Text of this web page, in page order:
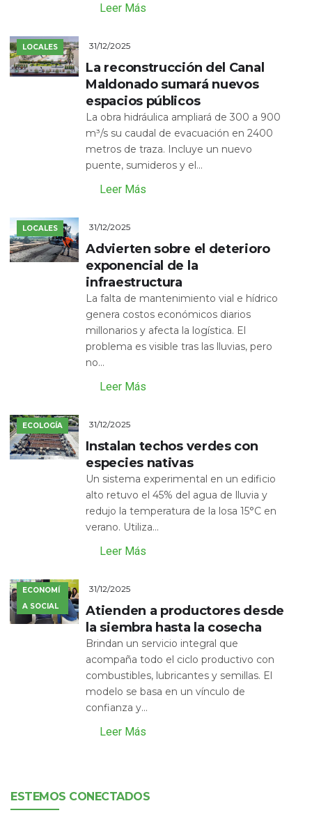
Leer Más
LOCALES 31/12/2025
La reconstrucción del Canal
Maldonado sumará nuevos
espacios públicos
La obra hidráulica ampliará de 300 a 900
m³/s su caudal de evacuación en 2400
metros de traza. Incluye un nuevo
puente, sumideros y el...
Leer Más
LOCALES 31/12/2025
Advierten sobre el deterioro
exponencial de la
infraestructura
La falta de mantenimiento vial e hídrico
genera costos económicos diarios
millonarios y afecta la logística. El
problema es visible tras las lluvias, pero
no...
Leer Más
ECOLOGÍA 31/12/2025
Instalan techos verdes con
especies nativas
Un sistema experimental en un edificio
alto retuvo el 45% del agua de lluvia y
redujo la temperatura de la losa 15°C en
verano. Utiliza...
Leer Más
ECONOMÍ
A SOCIAL
31/12/2025
Atienden a productores desde
la siembra hasta la cosecha
Brindan un servicio integral que
acompaña todo el ciclo productivo con
combustibles, lubricantes y semillas. El
modelo se basa en un vínculo de
confianza y...
Leer Más
ESTEMOS CONECTADOS